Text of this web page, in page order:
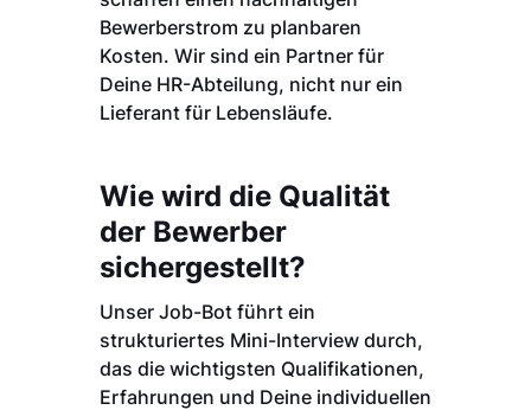
Bewerberstrom zu planbaren
Kosten. Wir sind ein Partner für
Deine HR-Abteilung, nicht nur ein
Lieferant für Lebensläufe.
Wie wird die Qualität
der Bewerber
sichergestellt?
Unser Job-Bot führt ein
strukturiertes Mini-Interview durch,
das die wichtigsten Qualifikationen,
Erfahrungen und Deine individuellen